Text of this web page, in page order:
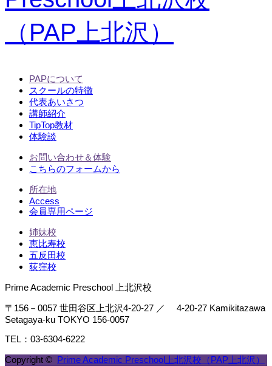
PAPについて
スクールの特徴
代表あいさつ
講師紹介
TipTop教材
体験談
お問い合わせ＆体験
こちらのフォームから
所在地
Access
会員専用ページ
姉妹校
恵比寿校
五反田校
荻窪校
Prime Academic Preschool 上北沢校
〒156－0057 世田谷区上北沢4-20-27 ／ 4-20-27 Kamikitazawa
Setagaya-ku TOKYO 156-0057
TEL：03-6304-6222
Copyright © Prime Academic Preschool上北沢校（PAP上北沢）